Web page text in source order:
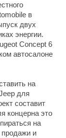
в
двух
энергии.
Concept 6
автосалоне
на
для
составит
концерна это
на
продажи и